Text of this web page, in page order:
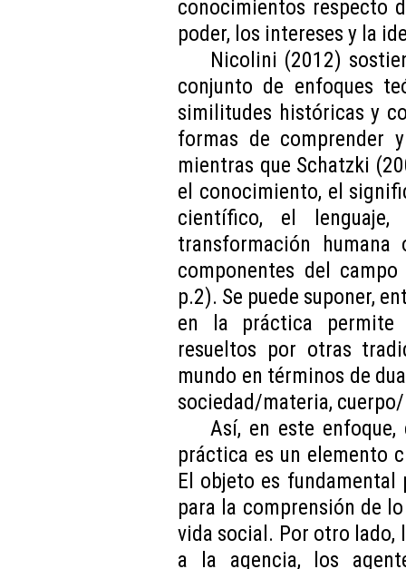
conocimientos respecto
poder, los intereses y la
Nicolini (2012)
conjunto de enfoques
similitudes históricas y
formas de comprender
mientras que Schatzki
el conocimiento, el
científico, el
transformación
componentes del
p.2). Se puede suponer,
en la práctica permite
resueltos por otras
mundo en términos de
sociedad/materia,
Así, en este
práctica es un elemento
El objeto es fundamental
para la comprensión de
vida social. Por otro
a la agencia, los